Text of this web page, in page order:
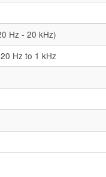
Hz - 20 kHz)
Hz to 1 kHz